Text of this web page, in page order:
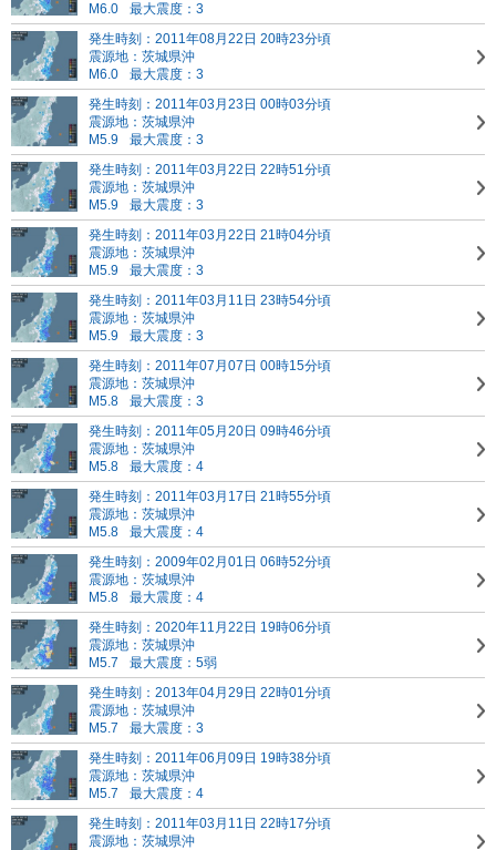
M6.0
最大震度：3
発生時刻：2011年08月22日 20時23分頃
震源地：茨城県沖
M6.0
最大震度：3
発生時刻：2011年03月23日 00時03分頃
震源地：茨城県沖
M5.9
最大震度：3
発生時刻：2011年03月22日 22時51分頃
震源地：茨城県沖
M5.9
最大震度：3
発生時刻：2011年03月22日 21時04分頃
震源地：茨城県沖
M5.9
最大震度：3
発生時刻：2011年03月11日 23時54分頃
震源地：茨城県沖
M5.9
最大震度：3
発生時刻：2011年07月07日 00時15分頃
震源地：茨城県沖
M5.8
最大震度：3
発生時刻：2011年05月20日 09時46分頃
震源地：茨城県沖
M5.8
最大震度：4
発生時刻：2011年03月17日 21時55分頃
震源地：茨城県沖
M5.8
最大震度：4
発生時刻：2009年02月01日 06時52分頃
震源地：茨城県沖
M5.8
最大震度：4
発生時刻：2020年11月22日 19時06分頃
震源地：茨城県沖
M5.7
最大震度：5弱
発生時刻：2013年04月29日 22時01分頃
震源地：茨城県沖
M5.7
最大震度：3
発生時刻：2011年06月09日 19時38分頃
震源地：茨城県沖
M5.7
最大震度：4
発生時刻：2011年03月11日 22時17分頃
震源地：茨城県沖